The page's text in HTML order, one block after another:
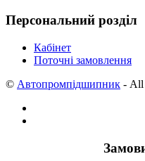
Персональний розділ
Кабінет
Поточні замовлення
© Автопромпідшипник - All